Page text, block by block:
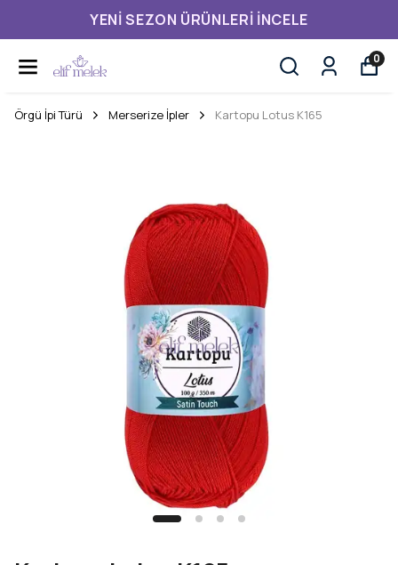
YENI SEZON ÜRÜNLERI İNCELE
0
Örgü İpi Türü Merserize İpler Kartopu Lotus K165